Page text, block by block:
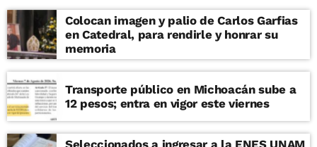
Colocan imagen y palio de Carlos Garfias
en Catedral, para rendirle y honrar su
memoria
Transporte público en Michoacán sube a
12 pesos; entra en vigor este viernes